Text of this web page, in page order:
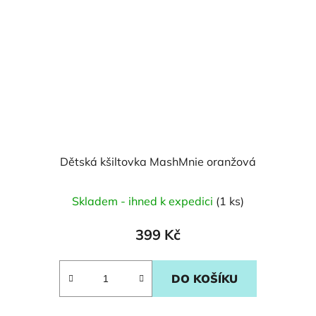
Dětská kšiltovka MashMnie oranžová
Skladem - ihned k expedici (1 ks)
399 Kč
DO KOŠÍKU